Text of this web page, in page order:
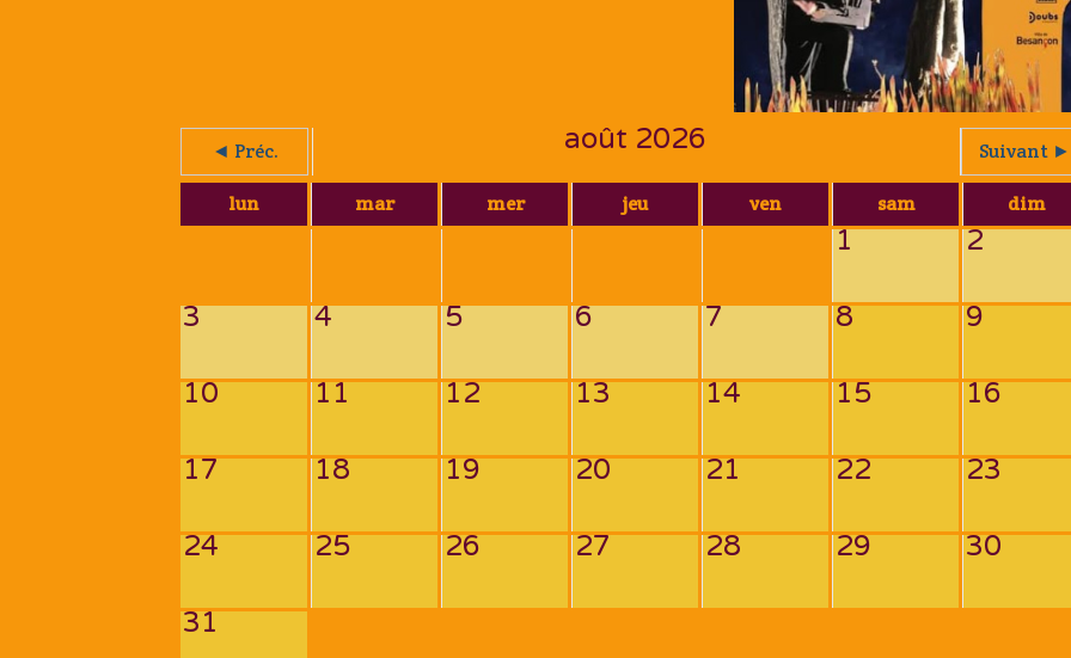
◄ Préc. août 2026 Suivant ►
lun mar mer jeu ven sam dim
1 2
3 4 5 6 7 8 9
10 11 12 13 14 15 16
17 18 19 20 21 22 23
24 25 26 27 28 29 30
31